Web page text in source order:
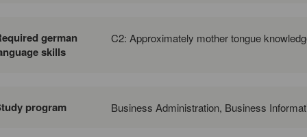
german
skills
C2: Approximately mother tongue
program Business Administration, Business